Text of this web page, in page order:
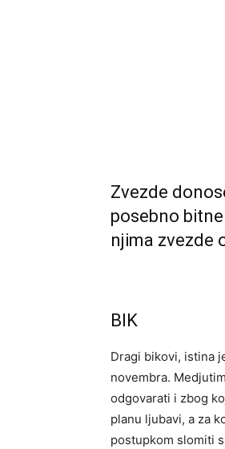
Zvezde
posebno
njima zvezde
BIK
Dragi bikovi, istina
novembra.
odgovarati i zbog
planu ljubavi, a za
postupkom slomiti